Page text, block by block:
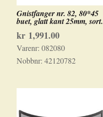
Gnistfanger nr. 82, 80*45
buet, glatt kant 25mm, sort.
kr1,991.00
Varenr: 082080
Nobbnr: 42120782